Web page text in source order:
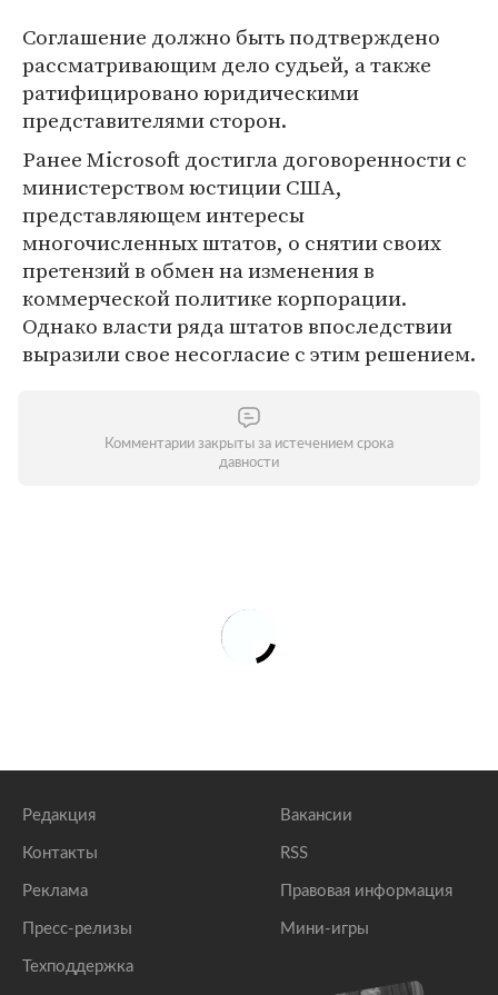
Соглашение должно быть подтверждено
рассматривающим дело судьей, а также
ратифицировано юридическими
представителями сторон.
Ранее Microsoft достигла договоренности с
министерством юстиции США,
представляющем интересы
многочисленных штатов, о снятии своих
претензий в обмен на изменения в
коммерческой политике корпорации.
Однако власти ряда штатов впоследствии
выразили свое несогласие с этим решением.
Комментарии закрыты за истечением срока
давности
Редакция
Контакты
Реклама
Пресс-релизы
Техподдержка
Вакансии
RSS
Правовая информация
Мини-игры